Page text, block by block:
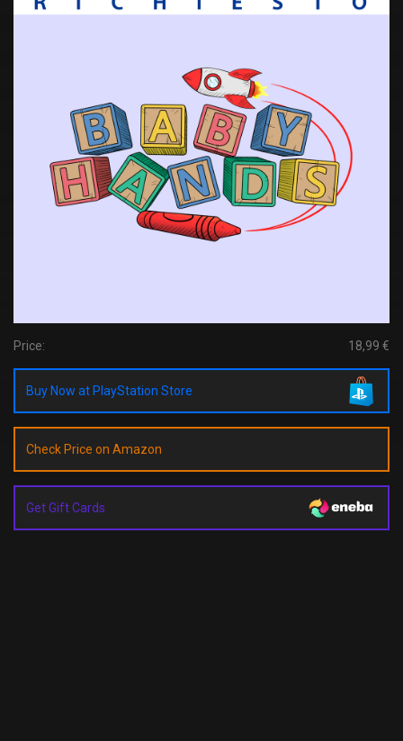
Price: 18,99 €
Buy Now at PlayStation Store
Check Price on Amazon
Get Gift Cards